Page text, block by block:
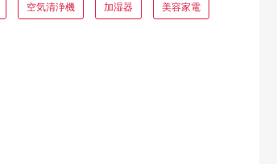
空気清浄機 加湿器 美容家電